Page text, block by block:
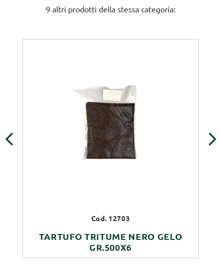
9 altri prodotti della stessa categoria:
Cod. 12703
TARTUFO TRITUME NERO GELO
GR.500X6